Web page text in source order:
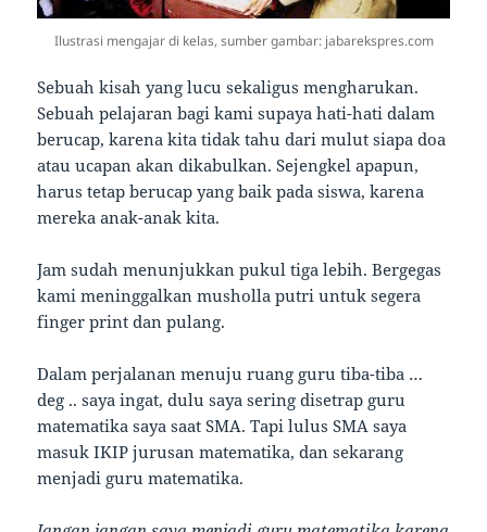
Ilustrasi mengajar di kelas, sumber gambar: jabarekspres.com
Sebuah kisah yang lucu sekaligus mengharukan.
Sebuah pelajaran bagi kami supaya hati-hati dalam
berucap, karena kita tidak tahu dari mulut siapa doa
atau ucapan akan dikabulkan. Sejengkel apapun,
harus tetap berucap yang baik pada siswa, karena
mereka anak-anak kita.
Jam sudah menunjukkan pukul tiga lebih. Bergegas
kami meninggalkan musholla putri untuk segera
finger print dan pulang.
Dalam perjalanan menuju ruang guru tiba-tiba …
deg .. saya ingat, dulu saya sering disetrap guru
matematika saya saat SMA. Tapi lulus SMA saya
masuk IKIP jurusan matematika, dan sekarang
menjadi guru matematika.